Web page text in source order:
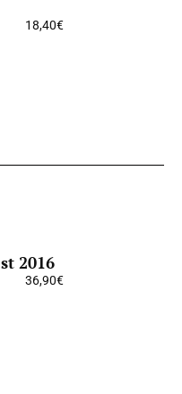
18,40€
2016
36,90€